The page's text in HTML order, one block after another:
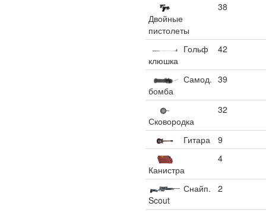
Двойные
пистолеты
38
Гольф
клюшка
42
Самод.
бомба
39
Сковородка
32
Гитара 9
Канистра
4
Снайп.
Scout
2